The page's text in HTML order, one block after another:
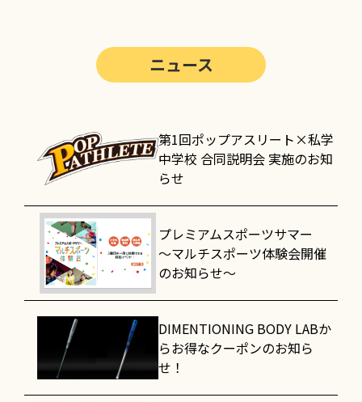
ニュース
第1回ポップアスリート×私学
中学校 合同説明会 実施のお知
らせ
プレミアムスポーツサマー
～マルチスポーツ体験会開催
のお知らせ～
DIMENTIONING BODY LABか
らお得なクーポンのお知ら
せ！